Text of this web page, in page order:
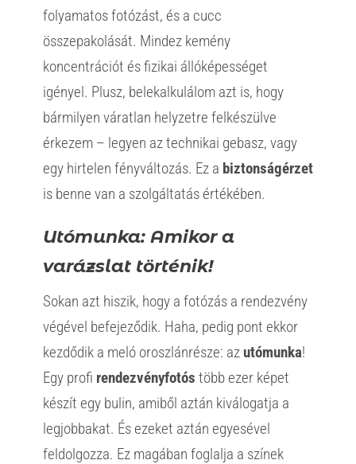
folyamatos fotózást, és a cucc
összepakolását. Mindez kemény
koncentrációt és fizikai állóképességet
igényel. Plusz, belekalkulálom azt is, hogy
bármilyen váratlan helyzetre felkészülve
érkezem – legyen az technikai gebasz, vagy
egy hirtelen fényváltozás. Ez a biztonságérzet
is benne van a szolgáltatás értékében.
Utómunka: Amikor a
varázslat történik!
Sokan azt hiszik, hogy a fotózás a rendezvény
végével befejeződik. Haha, pedig pont ekkor
kezdődik a meló oroszlánrésze: az utómunka!
Egy profi rendezvényfotós több ezer képet
készít egy bulin, amiből aztán kiválogatja a
legjobbakat. És ezeket aztán egyesével
feldolgozza. Ez magában foglalja a színek